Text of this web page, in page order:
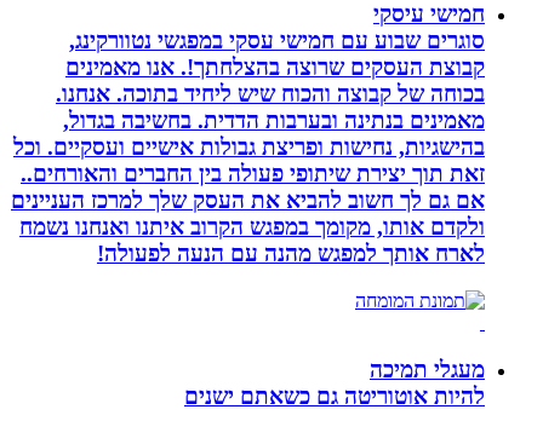
חמישי עיסקי
סוגרים שבוע עם חמישי עסקי במפגשי נטוורקינג,
קבוצת העסקים שרוצה בהצלחתך!. אנו מאמינים
בכוחה של קבוצה והכוח שיש ליחיד בתוכה. אנחנו.
מאמינים בנתינה ובערבות הדדית. בחשיבה בגדול,
בהישגיות, נחישות ופריצת גבולות אישיים ועסקיים. וכל
זאת תוך יצירת שיתופי פעולה בין החברים והאורחים..
אם גם לך חשוב להביא את העסק שלך למרכז העניינים
ולקדם אותו, מקומך במפגש הקרוב איתנו ואנחנו נשמח
לארח אותך למפגש מהנה עם הנעה לפעולה!
מעגלי תמיכה
להיות אוטוריטה גם כשאתם ישנים